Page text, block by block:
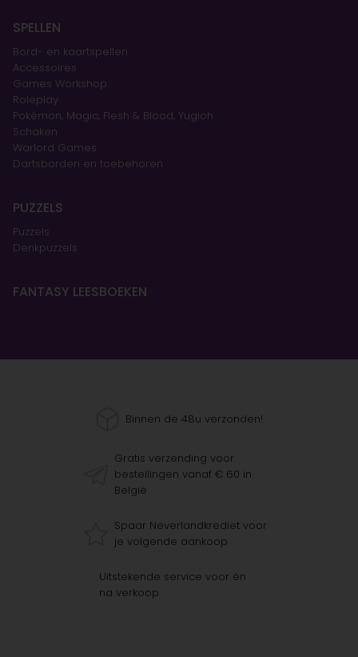
SPELLEN
Bord- en kaartspellen
Accessoires
Games Workshop
Roleplay
Pokémon, Magic, Flesh & Blood, Yugioh
Schaken
Warlord Games
Dartsborden en toebehoren
PUZZELS
Puzzels
Denkpuzzels
FANTASY LEESBOEKEN
Binnen de 48u verzonden!
Gratis verzending voor
bestellingen vanaf € 60 in
België
Spaar Neverlandkrediet voor
je volgende aankoop
Uitstekende service voor én
na verkoop